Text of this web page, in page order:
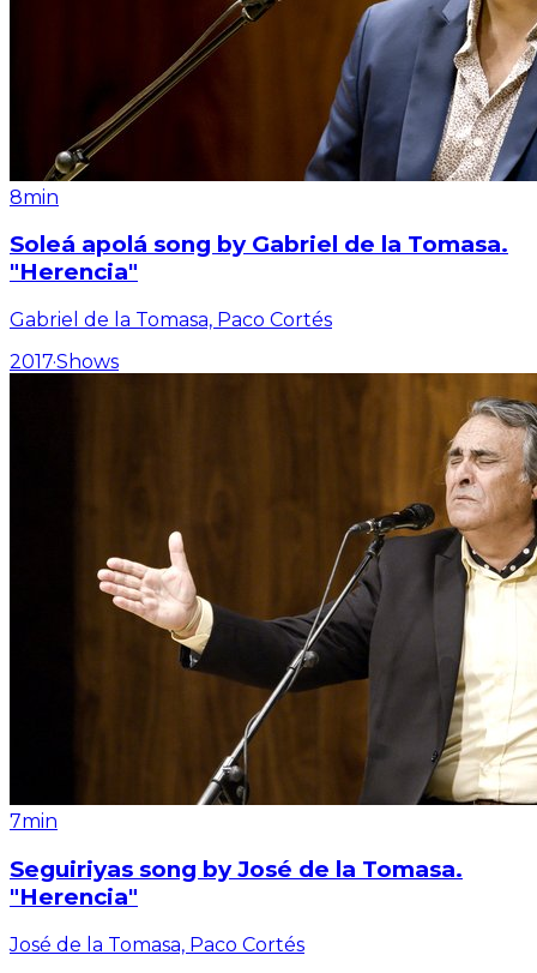
8min
Soleá apolá song by Gabriel de la Tomasa.
"Herencia"
Gabriel de la Tomasa, Paco Cortés
2017·Shows
7min
Seguiriyas song by José de la Tomasa.
"Herencia"
José de la Tomasa, Paco Cortés